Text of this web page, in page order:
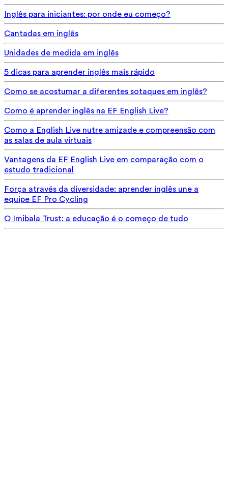
Inglês para iniciantes: por onde eu começo?
Cantadas em inglês
Unidades de medida em inglês
5 dicas para aprender inglês mais rápido
Como se acostumar a diferentes sotaques em inglês?
Como é aprender inglês na EF English Live?
Como a English Live nutre amizade e compreensão com
as salas de aula virtuais
Vantagens da EF English Live em comparação com o
estudo tradicional
Força através da diversidade: aprender inglês une a
equipe EF Pro Cycling
O Imibala Trust: a educação é o começo de tudo